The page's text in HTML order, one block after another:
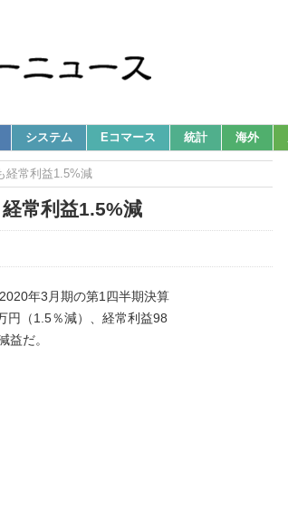
システム Eコマース 統計 海外
経常利益1.5%減
常利益1.5%減
年3月期の第1四半期決算
円（1.5％減）、経常利益98
益だ。